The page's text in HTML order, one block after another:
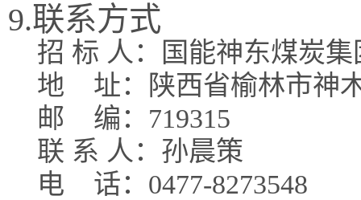
9.联系方式
招 标 人：国能神东煤炭
地
址：陕西省榆林市神
邮
编：719315
联 系 人：孙晨策
电
话：0477-8273548